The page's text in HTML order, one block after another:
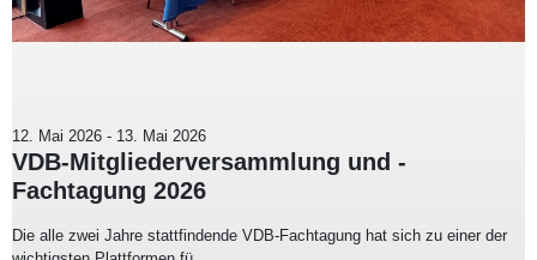
12. Mai 2026 - 13. Mai 2026
VDB-Mitgliederversammlung und -
Fachtagung 2026
Die alle zwei Jahre stattfindende VDB-Fachtagung hat sich zu einer der